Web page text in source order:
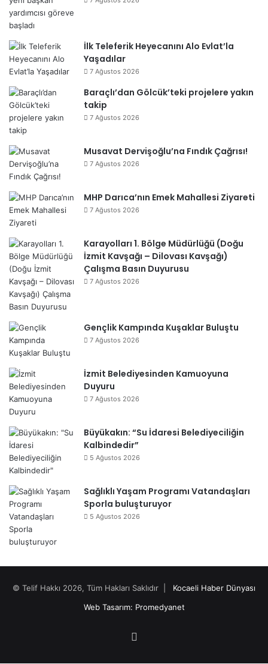
İlk Teleferik Heyecanını Alo Evlat’la
Yaşadılar
7 Ağustos 2026
Baraçlı’dan Gölcük’teki projelere yakın
takip
7 Ağustos 2026
Musavat Dervişoğlu’na Fındık Çağrısı!
7 Ağustos 2026
MHP Darıca’nın Emek Mahallesi Ziyareti
7 Ağustos 2026
Karayolları 1. Bölge Müdürlüğü (Doğu
İzmit Kavşağı – Dilovası Kavşağı)
Çalışma Basın Duyurusu
7 Ağustos 2026
Gençlik Kampında Kuşaklar Buluştu
7 Ağustos 2026
İzmit Belediyesinden Kamuoyuna
Duyuru
7 Ağustos 2026
Büyükakın: “Su İdaresi Belediyeciliğin
Kalbindedir”
5 Ağustos 2026
Sağlıklı Yaşam Programı Vatandaşları
Sporla buluşturuyor
5 Ağustos 2026
© Telif Hakkı 2026, Tüm Hakları Saklıdır | Kocaeli Haber Dünyası
Web Tasarım: Promedyanet